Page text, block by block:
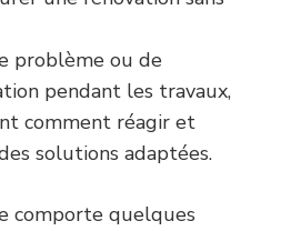
problème ou de
pendant les travaux,
comment réagir et
solutions adaptées.
comporte quelques